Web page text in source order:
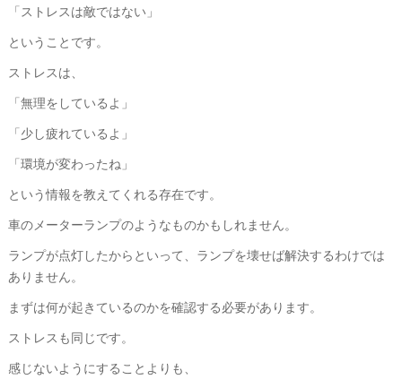
「ストレスは敵ではない」
ということです。
ストレスは、
「無理をしているよ」
「少し疲れているよ」
「環境が変わったね」
という情報を教えてくれる存在です。
車のメーターランプのようなものかもしれません。
ランプが点灯したからといって、ランプを壊せば解決するわけでは
ありません。
まずは何が起きているのかを確認する必要があります。
ストレスも同じです。
感じないようにすることよりも、